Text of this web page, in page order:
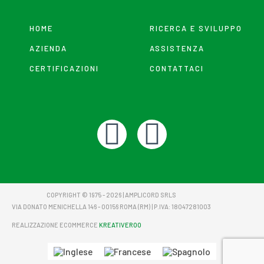
HOME
AZIENDA
CERTIFICAZIONI
RICERCA E SVILUPPO
ASSISTENZA
CONTATTACI
F
c
e
b
Y
u
t
u
COPYRIGHT © 1975 - 2026 | AMPLICORD SRLS
VIA DONATO MENICHELLA 146 - 00156 ROMA (RM) | P.IVA: 18047281003
REALIZZAZIONE ECOMMERCE KREATIVEROO